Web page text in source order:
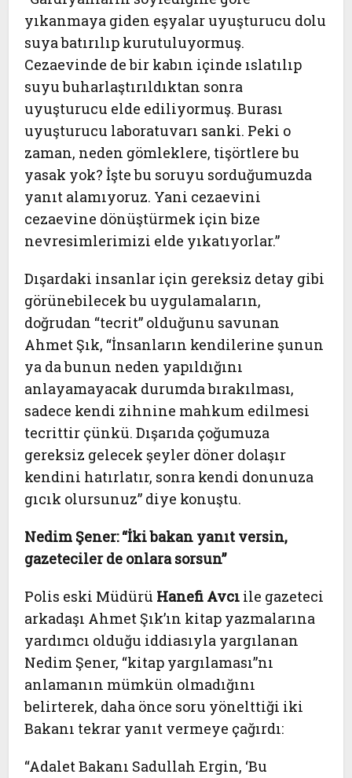
yıkanmaya giden eşyalar uyuşturucu dolu
suya batırılıp kurutuluyormuş.
Cezaevinde de bir kabın içinde ıslatılıp
suyu buharlaştırıldıktan sonra
uyuşturucu elde ediliyormuş. Burası
uyuşturucu laboratuvarı sanki. Peki o
zaman, neden gömleklere, tişörtlere bu
yasak yok? İşte bu soruyu sorduğumuzda
yanıt alamıyoruz. Yani cezaevini
cezaevine dönüştürmek için bize
nevresimlerimizi elde yıkatıyorlar.”
Dışardaki insanlar için gereksiz detay gibi
görünebilecek bu uygulamaların,
doğrudan “tecrit” olduğunu savunan
Ahmet Şık, “İnsanların kendilerine şunun
ya da bunun neden yapıldığını
anlayamayacak durumda bırakılması,
sadece kendi zihnine mahkum edilmesi
tecrittir çünkü. Dışarıda çoğumuza
gereksiz gelecek şeyler döner dolaşır
kendini hatırlatır, sonra kendi donunuza
gıcık olursunuz” diye konuştu.
Nedim Şener: “İki bakan yanıt versin,
gazeteciler de onlara sorsun”
Polis eski Müdürü Hanefi Avcı ile gazeteci
arkadaşı Ahmet Şık’ın kitap yazmalarına
yardımcı olduğu iddiasıyla yargılanan
Nedim Şener, “kitap yargılaması”nı
anlamanın mümkün olmadığını
belirterek, daha önce soru yönelttiği iki
Bakanı tekrar yanıt vermeye çağırdı:
“Adalet Bakanı Sadullah Ergin, ‘Bu